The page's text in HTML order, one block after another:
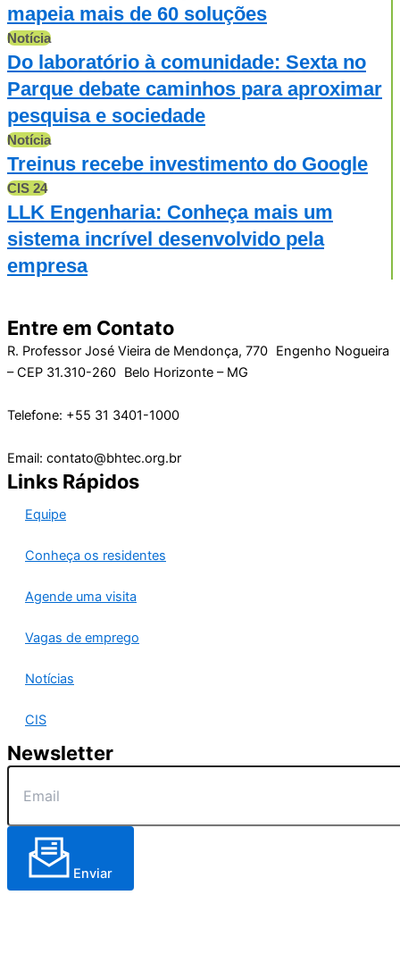
mapeia mais de 60 soluções
Notícia
Do laboratório à comunidade: Sexta no
Parque debate caminhos para aproximar
pesquisa e sociedade
Notícia
Treinus recebe investimento do Google
CIS 24
LLK Engenharia: Conheça mais um
sistema incrível desenvolvido pela
empresa
Entre em Contato
R. Professor José Vieira de Mendonça, 770 Engenho Nogueira
– CEP 31.310-260 Belo Horizonte – MG
Telefone: +55 31 3401-1000
Email: contato@bhtec.org.br
Links Rápidos
Equipe
Conheça os residentes
Agende uma visita
Vagas de emprego
Notícias
CIS
Newsletter
Enviar